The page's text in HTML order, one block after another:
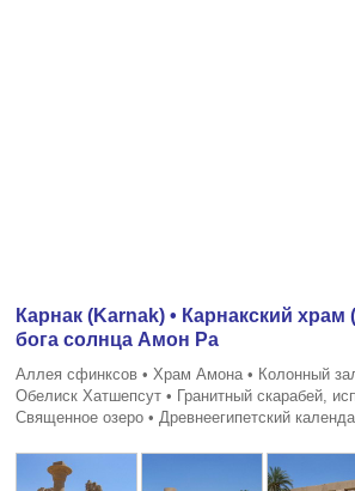
Карнак (Karnak) • Карнакский храм
бога солнца Амон Ра
Аллея сфинксов • Храм Амона • Колонный
Обелиск Хатшепсут • Гранитный скарабей,
Священное озеро • Древнеегипетский